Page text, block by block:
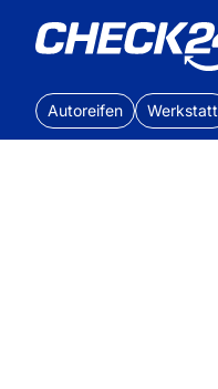
Autoreifen Werkstatt